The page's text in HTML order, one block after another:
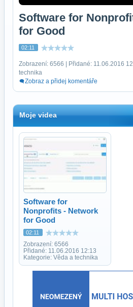
Software for
for Good
02:11
Zobrazení: 6566 | Přidané: 11.06.2016
technika
Zobraz a přidej komentáře
Moje videa
Software for
Nonprofits - Network
for Good
02:11
Zobrazení: 6566
Přidané: 11.06.2016 12:13
Kategorie: Věda a technika